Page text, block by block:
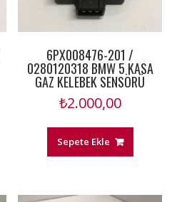
6PX008476-201 /
0280120318 BMW 5 KASA
GAZ KELEBEK SENSÖRÜ
₺2.000,00
Sepete Ekle